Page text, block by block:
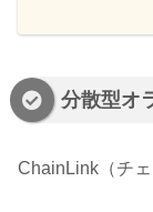
分散型オ
ChainLink（チ